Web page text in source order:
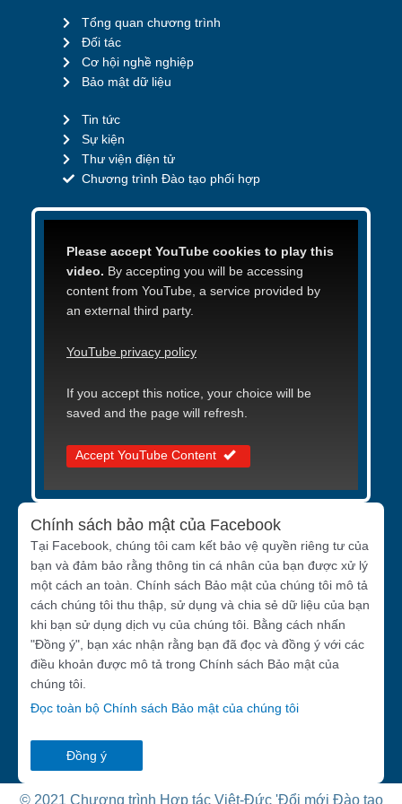
Tổng quan chương trình
Đối tác
Cơ hội nghề nghiệp
Bảo mật dữ liệu
Tin tức
Sự kiện
Thư viện điện tử
Chương trình Đào tạo phối hợp
Please accept YouTube cookies to play this
video. By accepting you will be accessing
content from YouTube, a service provided by
an external third party.
YouTube privacy policy
If you accept this notice, your choice will be
saved and the page will refresh.
Accept YouTube Content
Chính sách bảo mật của Facebook
Tại Facebook, chúng tôi cam kết bảo vệ quyền riêng tư của
bạn và đảm bảo rằng thông tin cá nhân của bạn được xử lý
một cách an toàn. Chính sách Bảo mật của chúng tôi mô tả
cách chúng tôi thu thập, sử dụng và chia sẻ dữ liệu của bạn
khi bạn sử dụng dịch vụ của chúng tôi. Bằng cách nhấn
"Đồng ý", bạn xác nhận rằng bạn đã đọc và đồng ý với các
điều khoản được mô tả trong Chính sách Bảo mật của
chúng tôi.
Đọc toàn bộ Chính sách Bảo mật của chúng tôi
Đồng ý
© 2021 Chương trình Hợp tác Việt-Đức 'Đổi mới Đào tạo